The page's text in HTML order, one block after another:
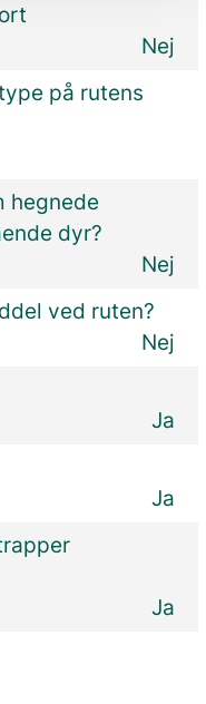
Nej
på rutens
hegnede
dyr?
Nej
ved ruten?
Nej
Ja
Ja
Ja